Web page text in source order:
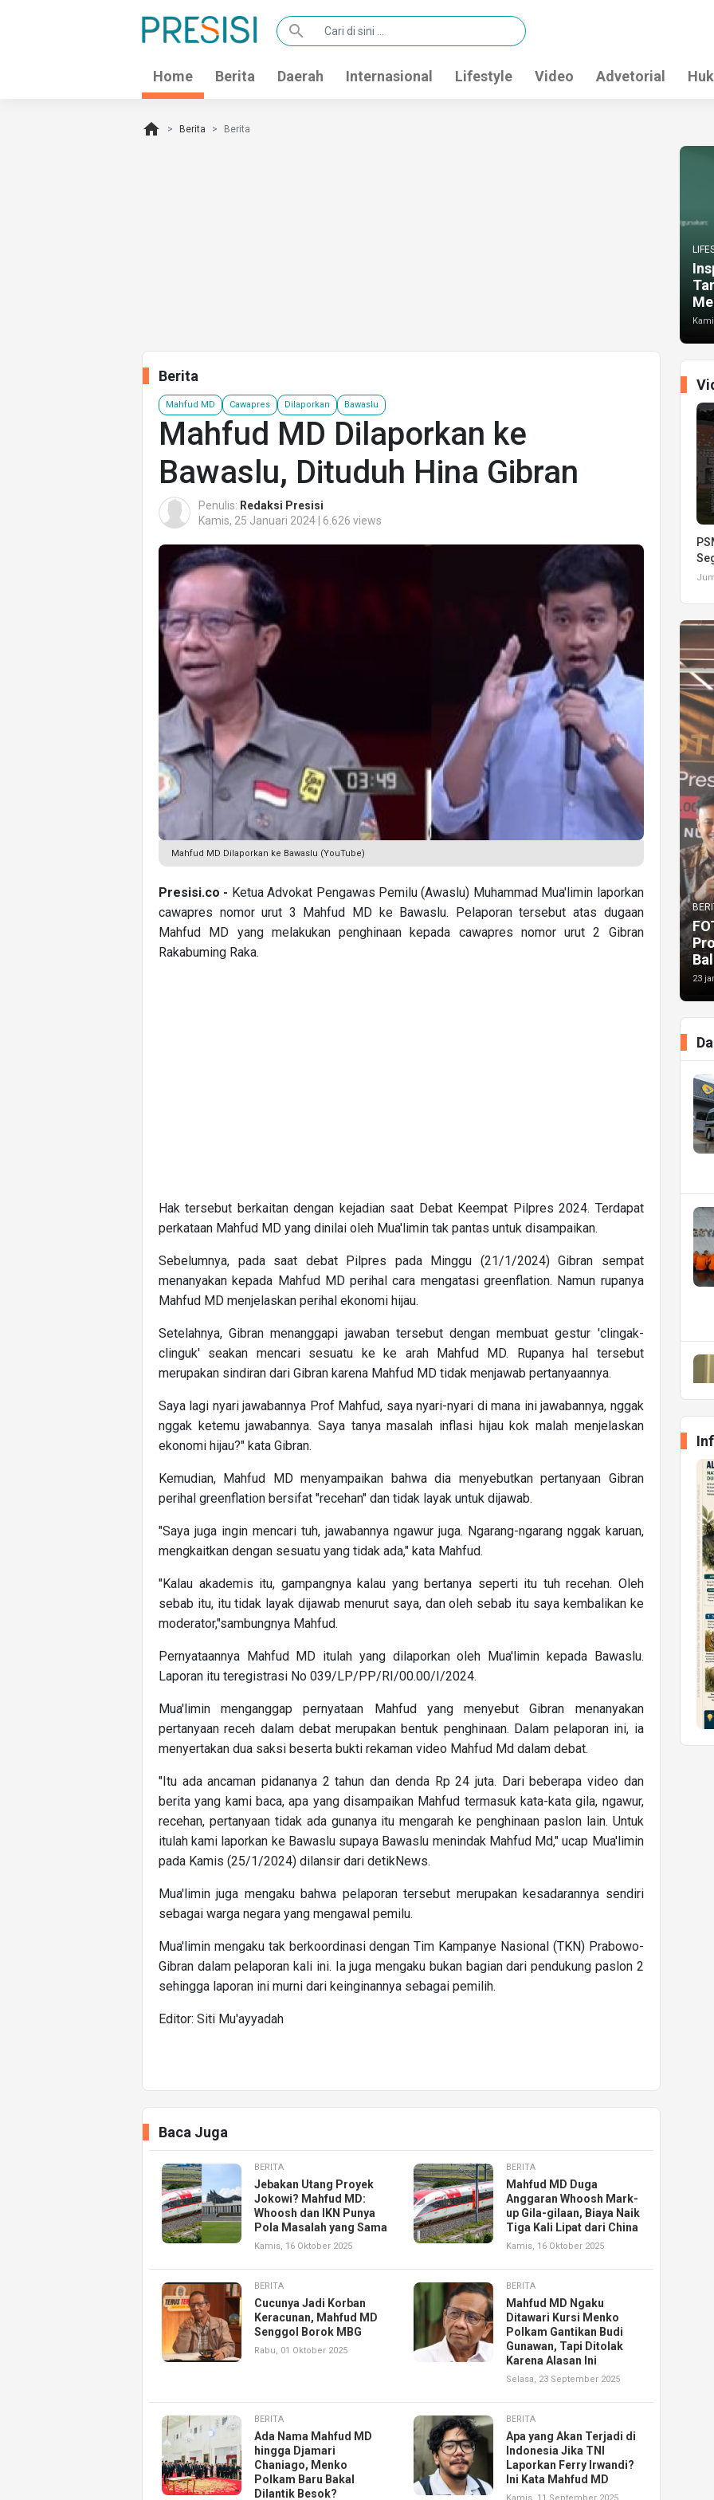
search
Home Berita Daerah Internasional Lifestyle Video Advetorial
home Berita Berita
Berita
Mahfud MD Cawapres Dilaporkan Bawaslu
Mahfud MD Dilaporkan ke
Bawaslu, Dituduh Hina Gibran
Penulis: Redaksi Presisi
Kamis, 25 Januari 2024 | 6.626 views
Mahfud MD Dilaporkan ke Bawaslu (YouTube)
Presisi.co - Ketua Advokat Pengawas Pemilu (Awaslu) Muhammad Mua'limin laporkan
cawapres nomor urut 3 Mahfud MD ke Bawaslu. Pelaporan tersebut atas dugaan
Mahfud MD yang melakukan penghinaan kepada cawapres nomor urut 2 Gibran
Rakabuming Raka.
Hak tersebut berkaitan dengan kejadian saat Debat Keempat Pilpres 2024. Terdapat
perkataan Mahfud MD yang dinilai oleh Mua'limin tak pantas untuk disampaikan.
Sebelumnya, pada saat debat Pilpres pada Minggu (21/1/2024) Gibran sempat
menanyakan kepada Mahfud MD perihal cara mengatasi greenflation. Namun rupanya
Mahfud MD menjelaskan perihal ekonomi hijau.
Setelahnya, Gibran menanggapi jawaban tersebut dengan membuat gestur 'clingak-
clinguk' seakan mencari sesuatu ke ke arah Mahfud MD. Rupanya hal tersebut
merupakan sindiran dari Gibran karena Mahfud MD tidak menjawab pertanyaannya.
Saya lagi nyari jawabannya Prof Mahfud, saya nyari-nyari di mana ini jawabannya, nggak
nggak ketemu jawabannya. Saya tanya masalah inflasi hijau kok malah menjelaskan
ekonomi hijau?" kata Gibran.
Kemudian, Mahfud MD menyampaikan bahwa dia menyebutkan pertanyaan Gibran
perihal greenflation bersifat "recehan" dan tidak layak untuk dijawab.
"Saya juga ingin mencari tuh, jawabannya ngawur juga. Ngarang-ngarang nggak karuan,
mengkaitkan dengan sesuatu yang tidak ada," kata Mahfud.
"Kalau akademis itu, gampangnya kalau yang bertanya seperti itu tuh recehan. Oleh
sebab itu, itu tidak layak dijawab menurut saya, dan oleh sebab itu saya kembalikan ke
moderator,"sambungnya Mahfud.
Pernyataannya Mahfud MD itulah yang dilaporkan oleh Mua'limin kepada Bawaslu.
Laporan itu teregistrasi No 039/LP/PP/RI/00.00/I/2024.
Mua'limin menganggap pernyataan Mahfud yang menyebut Gibran menanyakan
pertanyaan receh dalam debat merupakan bentuk penghinaan. Dalam pelaporan ini, ia
menyertakan dua saksi beserta bukti rekaman video Mahfud Md dalam debat.
"Itu ada ancaman pidananya 2 tahun dan denda Rp 24 juta. Dari beberapa video dan
berita yang kami baca, apa yang disampaikan Mahfud termasuk kata-kata gila, ngawur,
recehan, pertanyaan tidak ada gunanya itu mengarah ke penghinaan paslon lain. Untuk
itulah kami laporkan ke Bawaslu supaya Bawaslu menindak Mahfud Md," ucap Mua'limin
pada Kamis (25/1/2024) dilansir dari detikNews.
Mua'limin juga mengaku bahwa pelaporan tersebut merupakan kesadarannya sendiri
sebagai warga negara yang mengawal pemilu.
Mua'limin mengaku tak berkoordinasi dengan Tim Kampanye Nasional (TKN) Prabowo-
Gibran dalam pelaporan kali ini. Ia juga mengaku bukan bagian dari pendukung paslon 2
sehingga laporan ini murni dari keinginannya sebagai pemilih.
Editor: Siti Mu'ayyadah
Baca Juga
BERITA
Jebakan Utang Proyek
Jokowi? Mahfud MD:
Whoosh dan IKN Punya
Pola Masalah yang Sama
Kamis, 16 Oktober 2025
BERITA
Mahfud MD Duga
Anggaran Whoosh Mark-
up Gila-gilaan, Biaya Naik
Tiga Kali Lipat dari China
Kamis, 16 Oktober 2025
BERITA
Cucunya Jadi Korban
Keracunan, Mahfud MD
Senggol Borok MBG
Rabu, 01 Oktober 2025
BERITA
Mahfud MD Ngaku
Ditawari Kursi Menko
Polkam Gantikan Budi
Gunawan, Tapi Ditolak
Karena Alasan Ini
Selasa, 23 September 2025
BERITA
Ada Nama Mahfud MD
hingga Djamari
Chaniago, Menko
Polkam Baru Bakal
Dilantik Besok?
BERITA
Apa yang Akan Terjadi di
Indonesia Jika TNI
Laporkan Ferry Irwandi?
Ini Kata Mahfud MD
23